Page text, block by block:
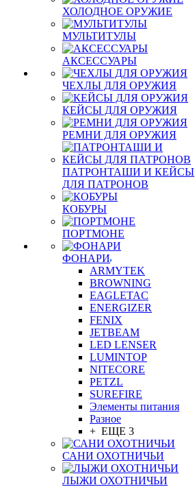
ХОЛОДНОЕ ОРУЖИЕ
МУЛЬТИТУЛЫ
АКСЕССУАРЫ
ЧЕХЛЫ ДЛЯ ОРУЖИЯ
КЕЙСЫ ДЛЯ ОРУЖИЯ
РЕМНИ ДЛЯ ОРУЖИЯ
ПАТРОНТАШИ И КЕЙСЫ
ДЛЯ ПАТРОНОВ
КОБУРЫ
ПОРТМОНЕ
ФОНАРИ
ARMYTEK
BROWNING
EAGLETAC
ENERGIZER
FENIX
JETBEAM
LED LENSER
LUMINTOP
NITECORE
PETZL
SUREFIRE
Элементы питания
Разное
+ ЕЩЕ 3
САНИ ОХОТНИЧЬИ
ЛЫЖИ ОХОТНИЧЬИ